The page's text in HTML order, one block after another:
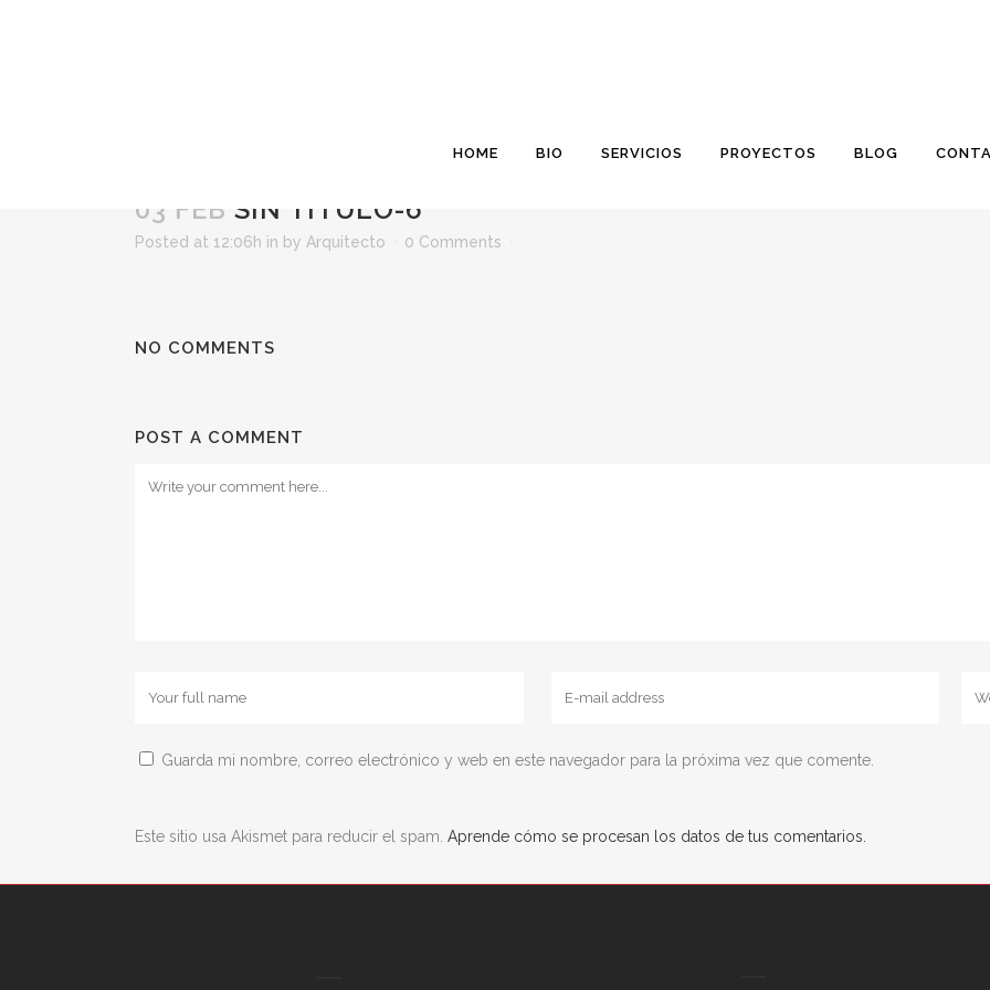
HOME BIO SERVICIOS PROYECTOS BLOG
03 FEB SIN TÍTULO-6
Posted at 12:06h in by Arquitecto 0 Comments
NO COMMENTS
POST A COMMENT
Guarda mi nombre, correo electrónico y web en este navegador para la próxima vez que comente.
Este sitio usa Akismet para reducir el spam. Aprende cómo se procesan los datos de tus comentarios.